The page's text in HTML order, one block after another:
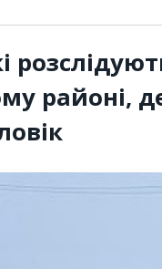
районі,